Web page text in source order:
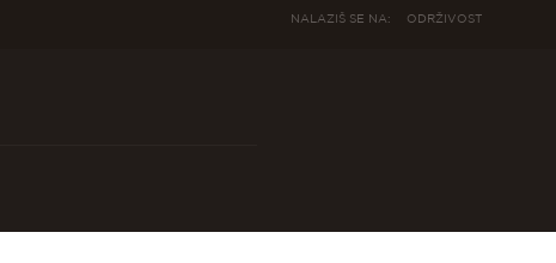
NALAZIŠ SE NA: ODRŽIVOST